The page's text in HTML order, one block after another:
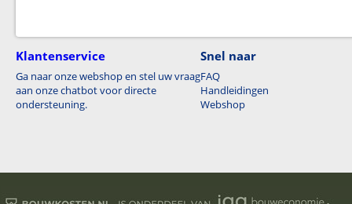
Klantenservice
Ga naar onze webshop en stel uw vraag
aan onze chatbot voor directe
ondersteuning.
Snel naar
FAQ
Handleidingen
Webshop